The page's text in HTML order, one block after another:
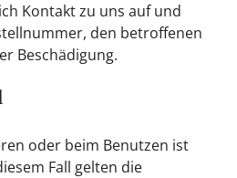
Kontakt zu uns auf und
den betroffenen
Beschädigung.
oder beim Benutzen ist
Fall gelten die